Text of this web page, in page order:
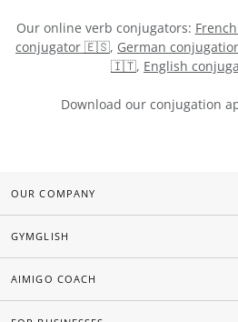
Our online verb conjugators:
conjugator 🇪🇸, German
🇮🇹, English
Download our conjugation
OUR COMPANY
GYMGLISH
AIMIGO COACH